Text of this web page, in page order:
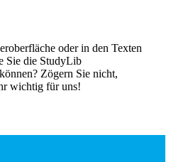
oder in den Texten
Sie die StudyLib
Zögern Sie nicht,
wichtig für uns!